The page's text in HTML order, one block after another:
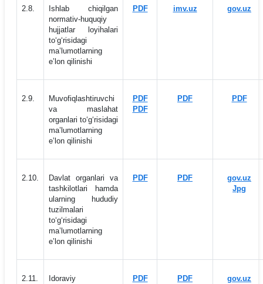
2.8.
Ishlab chiqilgan
normativ-huquqiy
hujjatlar loyihalari
to‘g‘risidagi
maʼlumotlarning
eʼlon qilinishi
PDF imv.uz gov.uz
2.9.
Muvofiqlashtiruvchi
va maslahat
organlari to‘g‘risidagi
maʼlumotlarning
eʼlon qilinishi
PDF
PDF
PDF PDF
2.10.
Davlat organlari va
tashkilotlari hamda
ularning hududiy
tuzilmalari
to‘g‘risidagi
maʼlumotlarning
eʼlon qilinishi
PDF PDF
gov.uz
Jpg
2.11.
Idoraviy
PDF PDF gov.uz